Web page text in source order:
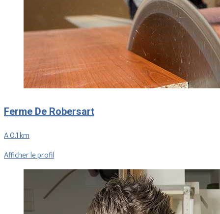
Ferme De Robersart
A 0.1 km
Afficher le profil